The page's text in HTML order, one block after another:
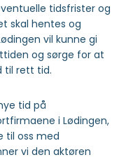
tidsfrister og
skal hentes og
vil kunne gi
og sørge for at
til rett tid.
tid på
i Lødingen,
til oss med
vi den aktøren